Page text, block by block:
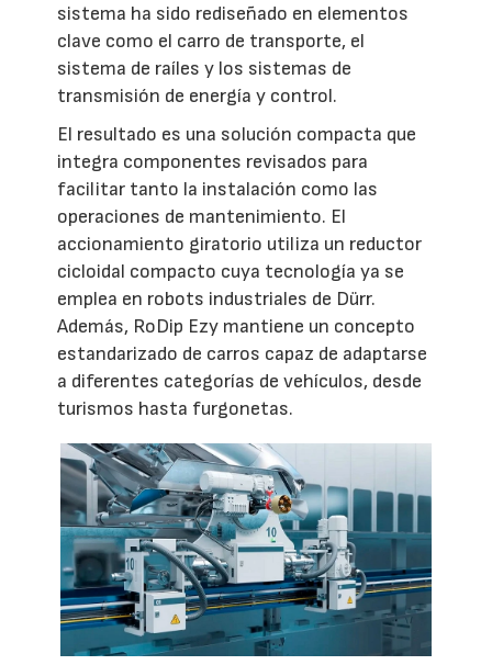
sistema ha sido rediseñado en elementos
clave como el carro de transporte, el
sistema de raíles y los sistemas de
transmisión de energía y control.
El resultado es una solución compacta que
integra componentes revisados para
facilitar tanto la instalación como las
operaciones de mantenimiento. El
accionamiento giratorio utiliza un reductor
cicloidal compacto cuya tecnología ya se
emplea en robots industriales de Dürr.
Además, RoDip Ezy mantiene un concepto
estandarizado de carros capaz de adaptarse
a diferentes categorías de vehículos, desde
turismos hasta furgonetas.